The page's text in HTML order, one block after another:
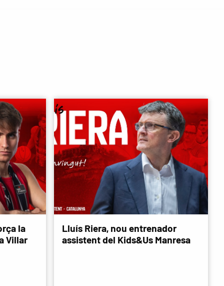
la
Villar
Lluís Riera, nou entrenador
assistent del Kids&Us Manresa